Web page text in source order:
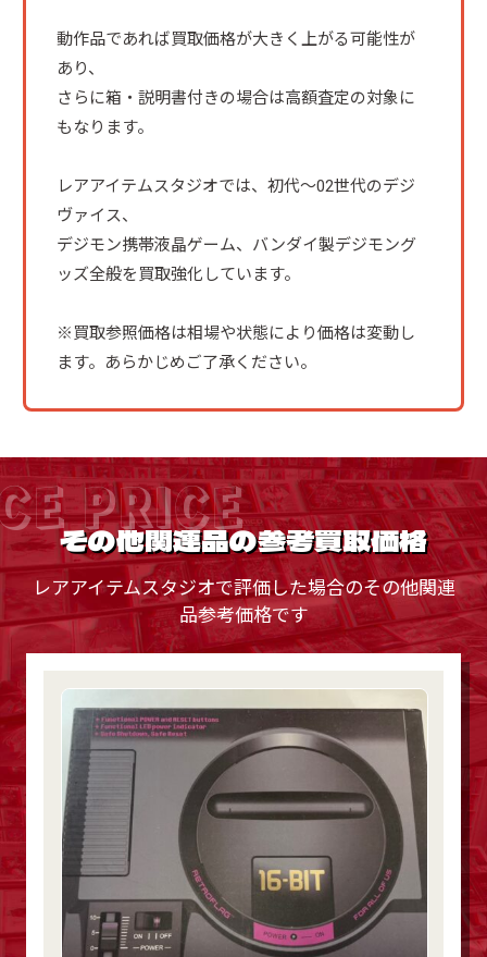
動作品であれば買取価格が大きく上がる可能性が
あり、
さらに箱・説明書付きの場合は高額査定の対象に
もなります。
レアアイテムスタジオでは、初代〜02世代のデジ
ヴァイス、
デジモン携帯液晶ゲーム、バンダイ製デジモング
ッズ全般を買取強化しています。
※買取参照価格は相場や状態により価格は変動し
ます。あらかじめご了承ください。
PRICE
その他関連品の参考買取価格
レアアイテムスタジオで評価した場合のその他関連
品参考価格です